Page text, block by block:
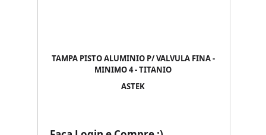
TAMPA PISTO ALUMINIO P/ VALVULA FINA -
MINIMO 4 - TITANIO
ASTEK